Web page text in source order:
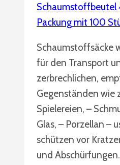
Packung mit 100
Schaumstoffsäcke
für den Transport
zerbrechlichen,
Gegenständen wie
Spielereien, –
Glas, – Porzellan –
schützen vor
und